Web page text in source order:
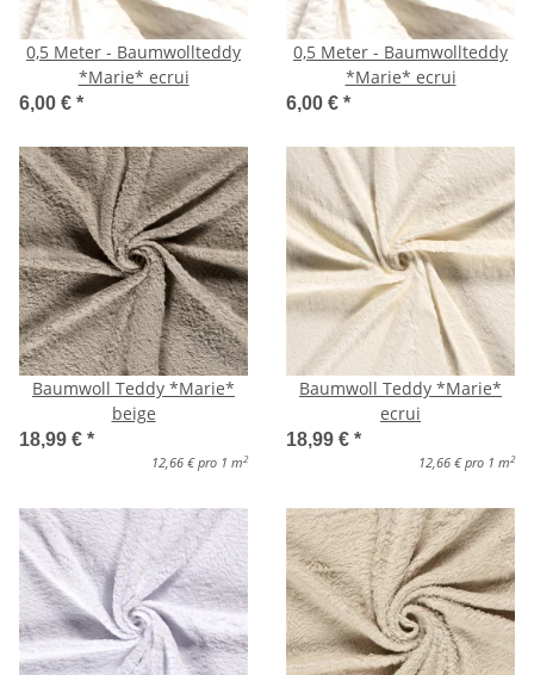
0,5 Meter - Baumwollteddy
*Marie* ecrui
6,00 € *
0,5 Meter - Baumwollteddy
*Marie* ecrui
6,00 € *
Baumwoll Teddy *Marie*
beige
18,99 € *
12,66 € pro 1 m 2
Baumwoll Teddy *Marie*
ecrui
18,99 € *
12,66 € pro 1 m 2